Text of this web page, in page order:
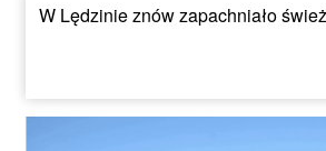
W Lędzinie znów zapachniało